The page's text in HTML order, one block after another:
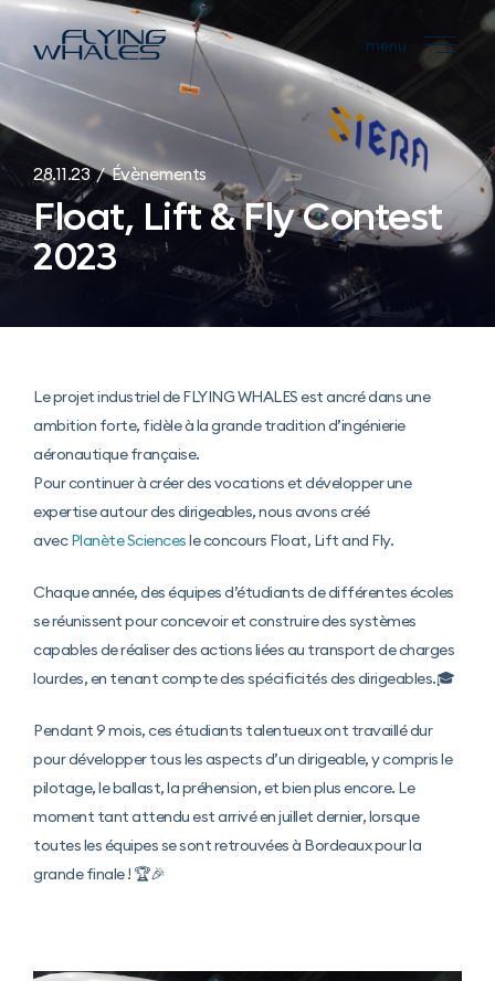
menu
28.11.23 / Évènements
Float, Lift & Fly Contest
2023
Le projet industriel de FLYING WHALES est ancré dans une
ambition forte, fidèle à la grande tradition d’ingénierie
aéronautique française.
Pour continuer à créer des vocations et développer une
expertise autour des dirigeables, nous avons créé
avecPlanète Sciencesle concours Float, Lift and Fly.
Chaque année, des équipes d’étudiants de différentes écoles
se réunissent pour concevoir et construire des systèmes
capables de réaliser des actions liées au transport de charges
lourdes, en tenant compte des spécificités des dirigeables.🎓
Pendant 9 mois, ces étudiants talentueux ont travaillé dur
pour développer tous les aspects d’un dirigeable, y compris le
pilotage, le ballast, la préhension, et bien plus encore. Le
moment tant attendu est arrivé en juillet dernier, lorsque
toutes les équipes se sont retrouvées à Bordeaux pour la
grande finale ! 🏆🎉